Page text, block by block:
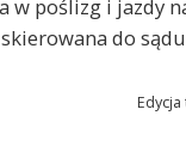
w poślizg i jazdy
do